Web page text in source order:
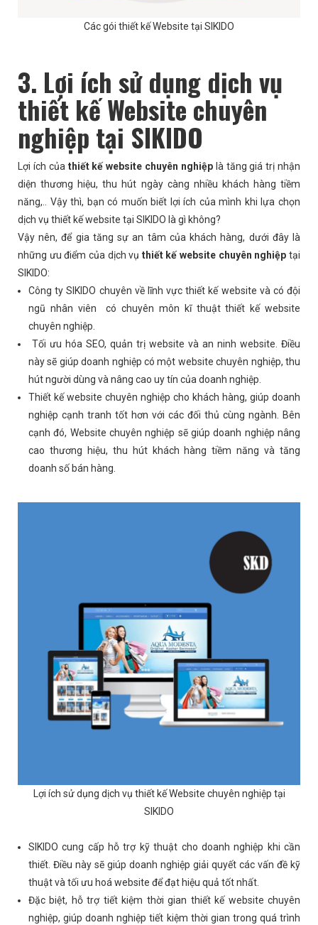
Các gói thiết kế Website tại SIKIDO
3. Lợi ích sử dụng dịch vụ
thiết kế Website chuyên
nghiệp tại SIKIDO
Lợi ích của thiết kế website chuyên nghiệplà tăng giá trị nhận
diện thương hiệu, thu hút ngày càng nhiều khách hàng tiềm
năng,.. Vậy thì, bạn có muốn biết lợi ích của mình khi lựa chọn
dịch vụ thiết kế website tại SIKIDO là gì không?
Vậy nên, để gia tăng sự an tâm của khách hàng, dưới đây là
những ưu điểm của dịch vụ thiết kế website chuyên nghiệp tại
SIKIDO:
Công ty SIKIDO chuyên về lĩnh vực thiết kế website và có đội
ngũ nhân viên có chuyên môn kĩ thuật thiết kế website
chuyên nghiệp.
Tối ưu hóa SEO, quản trị website và an ninh website. Điều
này sẽ giúp doanh nghiệp có một website chuyên nghiệp, thu
hút người dùng và nâng cao uy tín của doanh nghiệp.
Thiết kế website chuyên nghiệp cho khách hàng, giúp doanh
nghiệp cạnh tranh tốt hơn với các đối thủ cùng ngành. Bên
cạnh đó, Website chuyên nghiệp sẽ giúp doanh nghiệp nâng
cao thương hiệu, thu hút khách hàng tiềm năng và tăng
doanh số bán hàng.
Lợi ích sử dụng dịch vụ thiết kế Website chuyên nghiệp tại
SIKIDO
SIKIDO cung cấp hỗ trợ kỹ thuật cho doanh nghiệp khi cần
thiết. Điều này sẽ giúp doanh nghiệp giải quyết các vấn đề kỹ
thuật và tối ưu hoá website để đạt hiệu quả tốt nhất.
Đặc biệt, hỗ trợ tiết kiệm thời gian thiết kế website chuyên
nghiệp, giúp doanh nghiệp tiết kiệm thời gian trong quá trình